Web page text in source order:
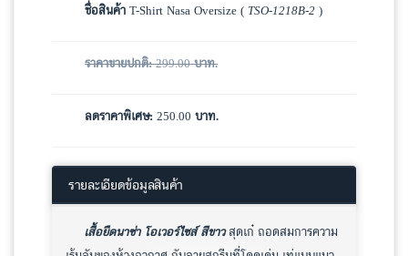
ชื่อสินค้า T-Shirt Nasa Oversize ( TSO-1218B-2 )
ราคาขายปกติ:299.00บาท.
ลดราคาพิเศษ: 250.00 บาท.
รายละเอียดข้อมูลสินค้า
เสื้อยืดนาซ่า โอเวอร์ไซส์ สีขาวสุดเก๋ ถอดสมการความ